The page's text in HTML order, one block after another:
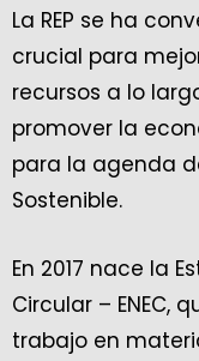
La REP se ha
crucial para
recursos a lo
promover la
para la agenda
Sostenible.
En 2017 nace la
Circular – ENEC,
trabajo en